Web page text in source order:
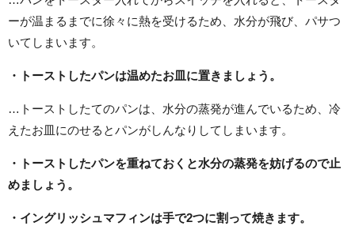
ーが温まるまでに徐々に熱を受けるため、水分が飛び、パサつ
いてしまいます。
・トーストしたパンは温めたお皿に置きましょう。
…トーストしたてのパンは、水分の蒸発が進んでいるため、冷
えたお皿にのせるとパンがしんなりしてしまいます。
・トーストしたパンを重ねておくと水分の蒸発を妨げるので止
めましょう。
・イングリッシュマフィンは手で2つに割って焼きます。